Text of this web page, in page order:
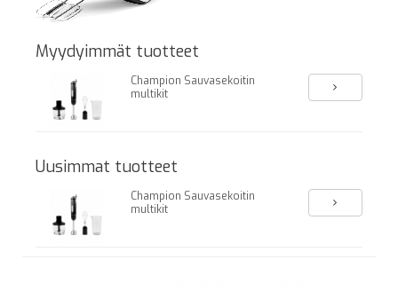
Myydyimmät tuotteet
Champion Sauvasekoitin
multikit
Uusimmat tuotteet
Champion Sauvasekoitin
multikit